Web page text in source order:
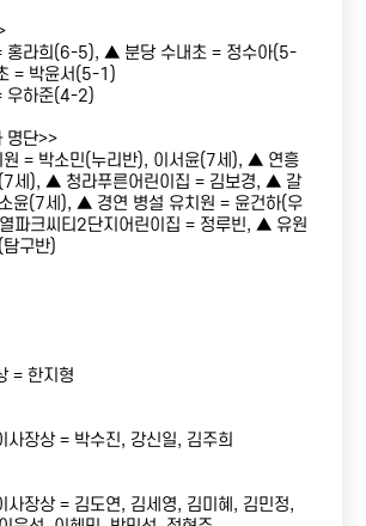
홍라희(6-5), ▲ 분당 수내초 = 정수아(5-
= 박윤서(5-1)
우하준(4-2)
명단>>
= 박소민(누리반), 이서윤(7세), ▲ 연흥
세), ▲ 청라푸른어린이집 = 김보경, ▲ 갈
윤(7세), ▲ 경연 병설 유치원 = 윤건하(우
파크씨티2단지어린이집 = 정루빈, ▲ 유원
구반)
= 한지형
사장상 = 박수진, 강신일, 김주희
사장상 = 김도연, 김세영, 김미혜, 김민정,